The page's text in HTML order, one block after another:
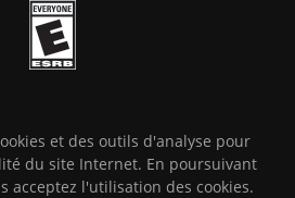
et des outils d'analyse pour
du site Internet. En poursuivant
acceptez l'utilisation des cookies.